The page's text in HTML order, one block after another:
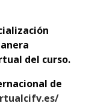
del curso.
de